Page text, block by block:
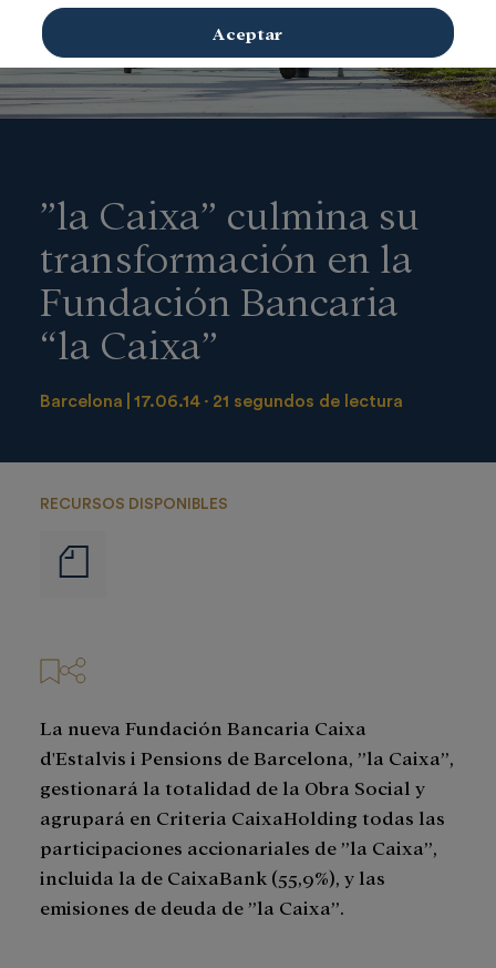
”la Caixa” culmina su
transformación en la
Fundación Bancaria
“la Caixa”
Barcelona 17.06.14 21 segundos de lectura
RECURSOS DISPONIBLES
de
La nueva Fundación Bancaria Caixa
d'Estalvis i Pensions de Barcelona, ”la Caixa”,
gestionará la totalidad de la Obra Social y
agrupará en Criteria CaixaHolding todas las
participaciones accionariales de ”la Caixa”,
incluida la de CaixaBank (55,9%), y las
emisiones de deuda de ”la Caixa”.
Aceptar